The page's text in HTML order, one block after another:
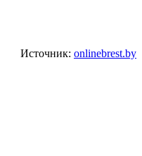
Источник: onlinebrest.by